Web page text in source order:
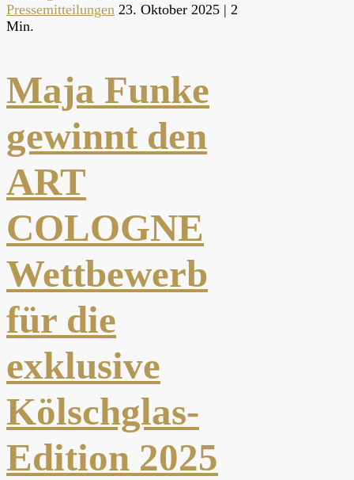
Pressemitteilungen 23. Oktober 2025 | 2
Min.
Maja Funke
gewinnt den
ART
COLOGNE
Wettbewerb
für die
exklusive
Kölschglas-
Edition 2025